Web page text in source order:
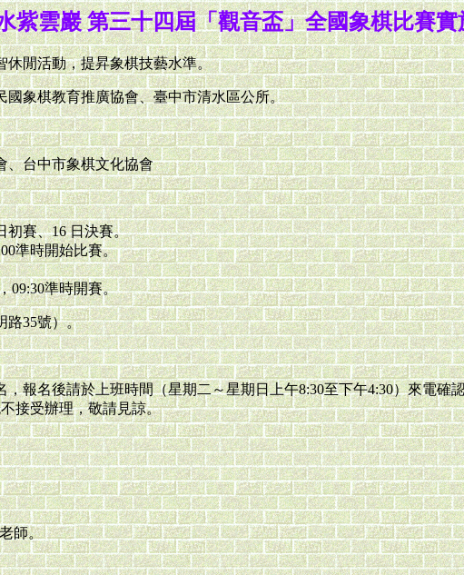
紫雲巖 第三十四屆「觀音盃」全國象棋比賽實
休閒活動，提昇象棋技藝水準。
象棋教育推廣協會、臺中市清水區公所。
、台中市象棋文化協會
初賽、16 日決賽。
準時開始比賽。
09:30準時開賽。
路35號）。
報名後請於上班時間（星期二～星期日上午8:30至下午4:30）來電確
接受辦理，敬請見諒。
師。